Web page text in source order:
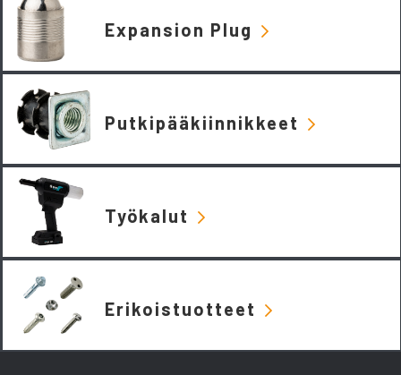
Expansion Plug
Putkipääkiinnikkeet
Työkalut
Erikoistuotteet